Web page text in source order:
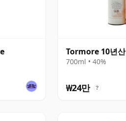
Tormore 10년산
700ml • 40%
₩24만 ?